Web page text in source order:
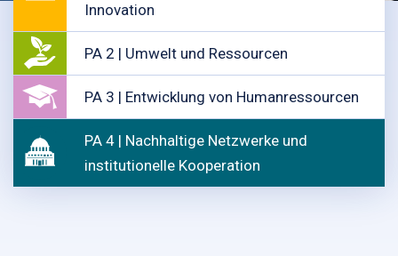
Innovation
PA 2 | Umwelt und Ressourcen
PA 3 | Entwicklung von Humanressourcen
PA 4 | Nachhaltige Netzwerke und
institutionelle Kooperation